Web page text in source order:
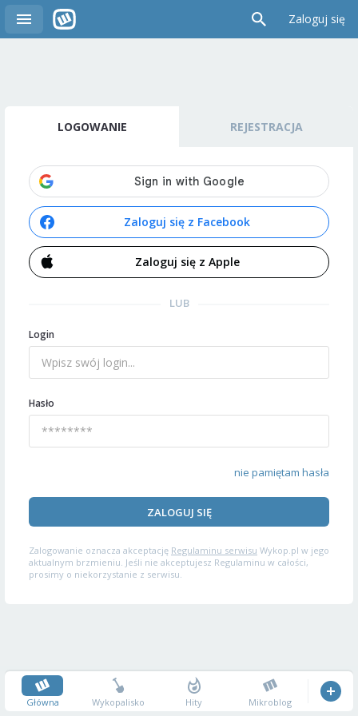
Zaloguj się
LOGOWANIE REJESTRACJA
Zaloguj się z Facebook
Zaloguj się z Apple
LUB
Login
Hasło
nie pamiętam hasła
ZALOGUJ SIĘ
Zalogowanie oznacza akceptację Regulaminu serwisu Wykop.pl w jego
aktualnym brzmieniu. Jeśli nie akceptujesz Regulaminu w całości,
prosimy o niekorzystanie z serwisu.
Główna Wykopalisko Hity Mikroblog